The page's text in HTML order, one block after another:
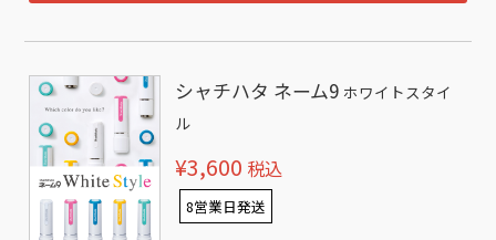
シャチハタ ネーム9 ホワイトスタイ
ル
¥3,600 税込
8営業日発送